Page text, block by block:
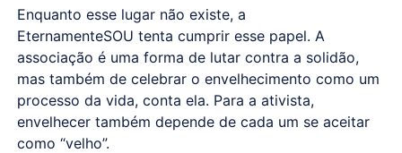
Enquanto esse lugar não existe, a
EternamenteSOU tenta cumprir esse papel. A
associação é uma forma de lutar contra a solidão,
mas também de celebrar o envelhecimento como um
processo da vida, conta ela. Para a ativista,
envelhecer também depende de cada um se aceitar
como “velho”.